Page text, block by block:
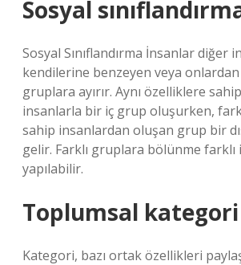
Sosyal
Sosyal Sınıflandırma İnsanlar diğer
kendilerine benzeyen veya
gruplara ayırır. Aynı özelliklere
insanlarla bir iç grup oluşurken,
sahip insanlardan oluşan grup bir
gelir. Farklı gruplara bölünme farklı
yapılabilir.
Toplumsal
Kategori, bazı ortak özellikleri